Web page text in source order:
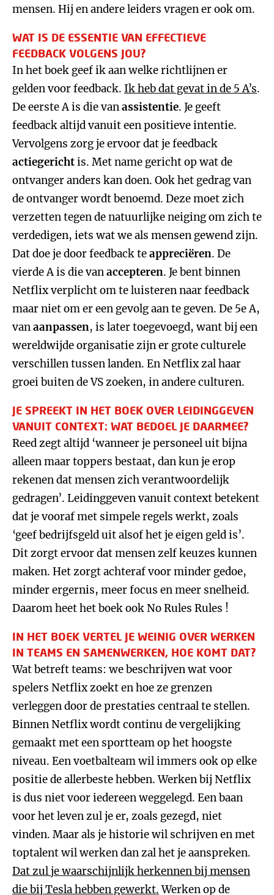
mensen. Hij en andere leiders vragen er ook om.
WAT IS DE ESSENTIE VAN EFFECTIEVE
FEEDBACK VOLGENS JOU?
In het boek geef ik aan welke richtlijnen er
gelden voor feedback. Ik heb dat gevat in de 5 A’s.
De eerste A is die vanassistentie. Je geeft
feedback altijd vanuit een positieve intentie.
Vervolgens zorg je ervoor dat je feedback
actiegerichtis. Met name gericht op wat de
ontvanger anders kan doen. Ook het gedrag van
de ontvanger wordt benoemd. Deze moet zich
verzetten tegen de natuurlijke neiging om zich te
verdedigen, iets wat we als mensen gewend zijn.
Dat doe je door feedback teappreciëren. De
vierde A is die vanaccepteren. Je bent binnen
Netflix verplicht om te luisteren naar feedback
maar niet om er een gevolg aan te geven. De 5e A,
vanaanpassen, is later toegevoegd, want bij een
wereldwijde organisatie zijn er grote culturele
verschillen tussen landen. En Netflix zal haar
groei buiten de VS zoeken, in andere culturen.
JE SPREEKT IN HET BOEK OVER LEIDINGGEVEN
VANUIT CONTEXT: WAT BEDOEL JE DAARMEE?
Reed zegt altijd ‘wanneer je personeel uit bijna
alleen maar toppers bestaat, dan kun je erop
rekenen dat mensen zich verantwoordelijk
gedragen’. Leidinggeven vanuit context betekent
dat je vooraf met simpele regels werkt, zoals
‘geef bedrijfsgeld uit alsof het je eigen geld is’.
Dit zorgt ervoor dat mensen zelf keuzes kunnen
maken. Het zorgt achteraf voor minder gedoe,
minder ergernis, meer focus en meer snelheid.
Daarom heet het boek ook No Rules Rules !
IN HET BOEK VERTEL JE WEINIG OVER WERKEN
IN TEAMS EN SAMENWERKEN, HOE KOMT DAT?
Wat betreft teams: we beschrijven wat voor
spelers Netflix zoekt en hoe ze grenzen
verleggen door de prestaties centraal te stellen.
Binnen Netflix wordt continu de vergelijking
gemaakt met een sportteam op het hoogste
niveau. Een voetbalteam wil immers ook op elke
positie de allerbeste hebben. Werken bij Netflix
is dus niet voor iedereen weggelegd. Een baan
voor het leven zul je er, zoals gezegd, niet
vinden. Maar als je historie wil schrijven en met
toptalent wil werken dan zal het je aanspreken.
Dat zul je waarschijnlijk herkennen bij mensen
die bij Tesla hebben gewerkt.Werken op de